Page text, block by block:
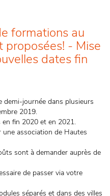
formations au
proposées! - Mise
dates fin
demi-journée dans plusieurs
2019.
fin 2020 et en 2021.
association de Hautes
sont à demander auprès de
de passer via votre
séparés et dans des villes